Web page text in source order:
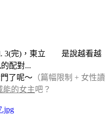
3(完)，東立 是說越看越
的配對...
了呢～ （篇幅限制 + 女性讀
能的女主吧？